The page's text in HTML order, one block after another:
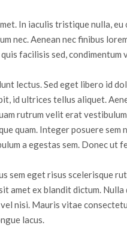
In iaculis tristique nulla,
nec. Aenean nec finibus
facilisis sed,
lectus. Sed eget libero id
id ultrices tellus aliquet.
rutrum velit erat
quam. Integer posuere
a egestas sem. Donec ut
sem eget risus scelerisque
amet ex blandit dictum.
nisi. Mauris vitae
lacus.